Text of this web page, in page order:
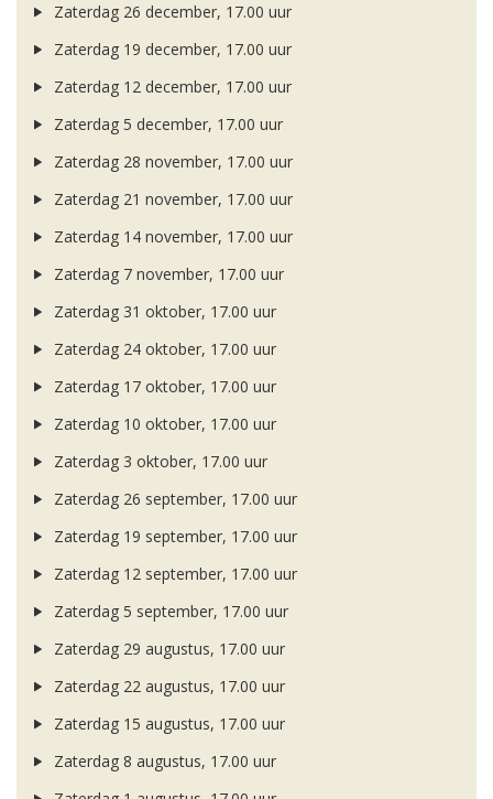
Zaterdag 26 december, 17.00 uur
Zaterdag 19 december, 17.00 uur
Zaterdag 12 december, 17.00 uur
Zaterdag 5 december, 17.00 uur
Zaterdag 28 november, 17.00 uur
Zaterdag 21 november, 17.00 uur
Zaterdag 14 november, 17.00 uur
Zaterdag 7 november, 17.00 uur
Zaterdag 31 oktober, 17.00 uur
Zaterdag 24 oktober, 17.00 uur
Zaterdag 17 oktober, 17.00 uur
Zaterdag 10 oktober, 17.00 uur
Zaterdag 3 oktober, 17.00 uur
Zaterdag 26 september, 17.00 uur
Zaterdag 19 september, 17.00 uur
Zaterdag 12 september, 17.00 uur
Zaterdag 5 september, 17.00 uur
Zaterdag 29 augustus, 17.00 uur
Zaterdag 22 augustus, 17.00 uur
Zaterdag 15 augustus, 17.00 uur
Zaterdag 8 augustus, 17.00 uur